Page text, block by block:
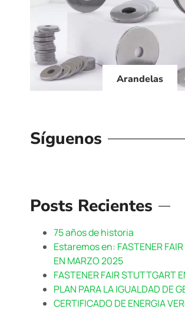
Arandelas
Síguenos
Posts Recientes
75 años de historia
Estaremos en: FASTENER
EN MARZO 2025
FASTENER FAIR STUTTGART
PLAN PARA LA IGUALDAD DE
CERTIFICADO DE ENERGIA